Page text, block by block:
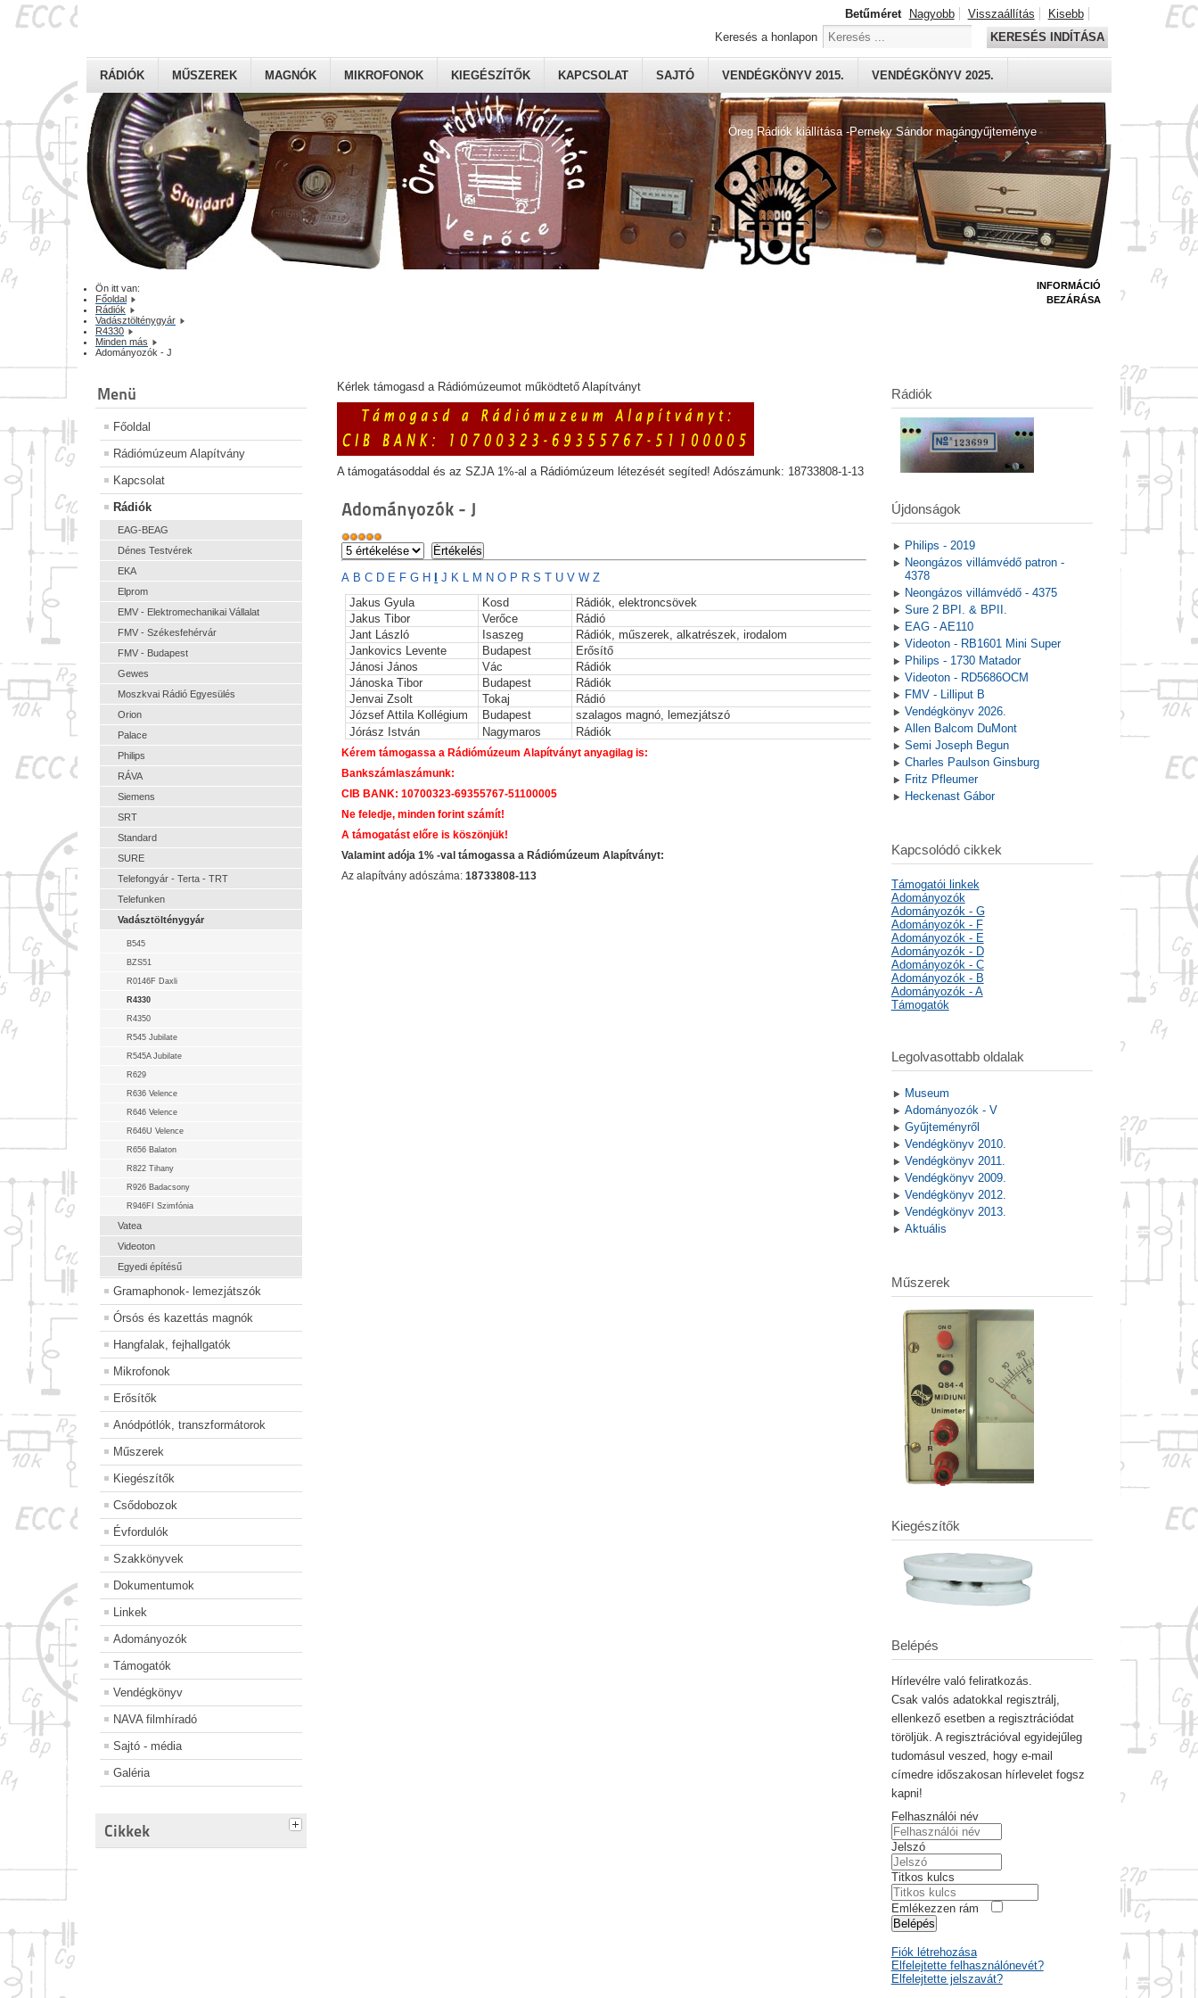
Öreg Rádiók kiállítása -Perneky Sándor magángyűjteménye
RÁDIÓK MŰSZEREK MAGNÓK MIKROFONOK KIEGÉSZÍTŐK KAPCSOLAT SAJTÓ VENDÉGKÖNYV 2015. VENDÉGKÖNYV 2025.
Betűméret Nagyobb Visszaállítás
Kisebb
Keresés a honlapon
KERESÉS INDÍTÁSA
Ön itt van:
Főoldal
Rádiók
Vadásztölténygyár
R4330
Minden más
Adományozók - J
Menü
Főoldal
Rádiómúzeum Alapítvány
Kapcsolat
Rádiók
EAG-BEAG
Dénes Testvérek
EKA
Elprom
EMV - Elektromechanikai Vállalat
FMV - Székesfehérvár
FMV - Budapest
Gewes
Moszkvai Rádió Egyesülés
Orion
Palace
Philips
RÁVA
Siemens
SRT
Standard
SURE
Telefongyár - Terta - TRT
Telefunken
Vadásztölténygyár
B545
BZS51
R0146F Daxli
R4330
R4350
R545 Jubilate
R545A Jubilate
R629
R636 Velence
R646 Velence
R646U Velence
R656 Balaton
R822 Tihany
R926 Badacsony
R946FI Szimfónia
Vatea
Videoton
Egyedi építésű
Gramaphonok- lemezjátszók
Órsós és kazettás magnók
Hangfalak, fejhallgatók
Mikrofonok
Erősítők
Anódpótlók, transzformátorok
Műszerek
Kiegészítők
Csődobozok
Évfordulók
Szakkönyvek
Dokumentumok
Linkek
Adományozók
Támogatók
Vendégkönyv
NAVA filmhíradó
Sajtó - média
Galéria
Cikkek
Kérlek támogasd a Rádiómúzeumot működtető Alapítványt
A támogatásoddal és az SZJA 1%-al a Rádiómúzeum létezését segíted! Adószámunk: 18733808-1-13
Adományozók - J
A BC D E F G H J K L M NO P R S T U V W Z
Jakus Gyula
Kosd
Rádiók, elektroncsövek
Jakus Tibor
Verőce
Rádió
Jant László
Isaszeg
Rádiók, műszerek, alkatrészek, irodalom
Jankovics Levente
Budapest
Erősítő
Jánosi János
Vác
Rádiók
Jánoska Tibor
Budapest
Rádiók
Jenvai Zsolt
Tokaj
Rádió
József Attila Kollégium
Budapest
szalagos magnó, lemezjátszó
Jórász István
Nagymaros Rádiók
Kérem támogassa a Rádiómúzeum Alapítványt anyagilag is:
Bankszámlaszámunk:
CIB BANK: 10700323-69355767-51100005
Ne feledje, minden forint számít!
A támogatást előre is köszönjük!
Valamint adója 1% -val támogassa a Rádiómúzeum Alapítványt:
Az alapítvány adószáma:18733808-113
INFORMÁCIÓ
BEZÁRÁSA
Rádiók
Újdonságok
Philips - 2019
Neongázos villámvédő patron -
4378
Neongázos villámvédő - 4375
Sure 2 BPI. & BPII.
EAG - AE110
Videoton - RB1601 Mini Super
Philips - 1730 Matador
Videoton - RD5686OCM
FMV - Lilliput B
Vendégkönyv 2026.
Allen Balcom DuMont
Semi Joseph Begun
Charles Paulson Ginsburg
Fritz Pfleumer
Heckenast Gábor
Kapcsolódó cikkek
Támogatói linkek
Adományozók
Adományozók - G
Adományozók - F
Adományozók - E
Adományozók - D
Adományozók - C
Adományozók - B
Adományozók - A
Támogatók
Legolvasottabb oldalak
Museum
Adományozók - V
Gyűjteményről
Vendégkönyv 2010.
Vendégkönyv 2011.
Vendégkönyv 2009.
Vendégkönyv 2012.
Vendégkönyv 2013.
Aktuális
Műszerek
Kiegészítők
Belépés
Hírlevélre való feliratkozás.
Csak valós adatokkal regisztrálj,
ellenkező esetben a regisztrációdat
töröljük. A regisztrációval egyidejűleg
tudomásul veszed, hogy e-mail
címedre időszakosan hírlevelet fogsz
kapni!
Felhasználói név
Jelszó
Titkos kulcs
Emlékezzen rám
Belépés
Fiók létrehozása
Elfelejtette felhasználónevét?
Elfelejtette jelszavát?